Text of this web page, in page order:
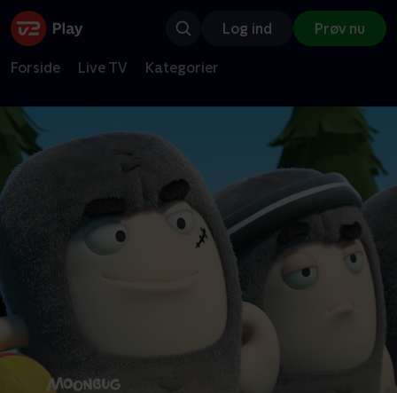
Log ind Prøv nu
Forside Live TV Kategorier